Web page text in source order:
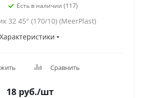
Есть в наличии (117)
32 45° (170/10) (MeerPlast)
Характеристики
Сравнить
18руб./шт